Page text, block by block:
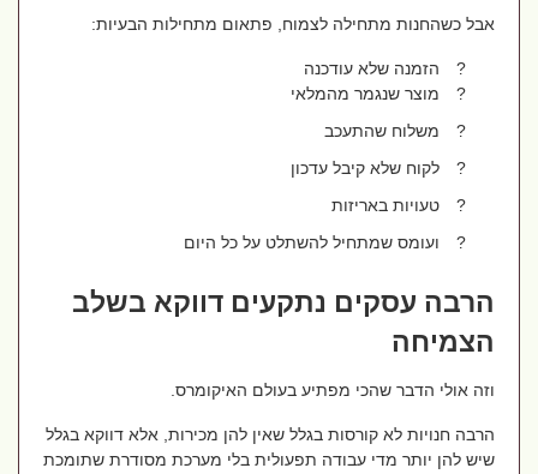
אבל כשהחנות מתחילה לצמוח, פתאום מתחילות הבעיות:
הזמנה שלא עודכנה
מוצר שנגמר מהמלאי
משלוח שהתעכב
לקוח שלא קיבל עדכון
טעויות באריזות
ועומס שמתחיל להשתלט על כל היום
הרבה עסקים נתקעים דווקא בשלב
הצמיחה
וזה אולי הדבר שהכי מפתיע בעולם האיקומרס.
הרבה חנויות לא קורסות בגלל שאין להן מכירות, אלא דווקא בגלל
שיש להן יותר מדי עבודה תפעולית בלי מערכת מסודרת שתומכת